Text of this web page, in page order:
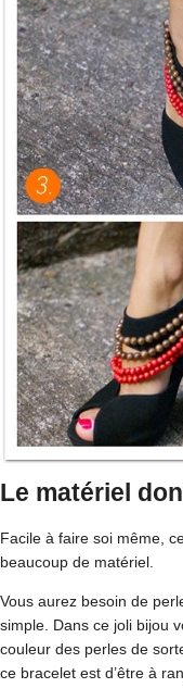
Le matériel
Facile à faire soi même,
beaucoup de matériel.
Vous aurez besoin de
simple. Dans ce joli bijou
couleur des perles de
ce bracelet est d’être à